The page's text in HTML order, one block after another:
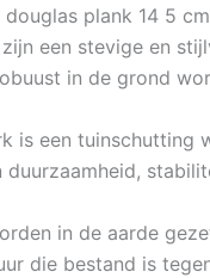
plank 14 5 cm
een stevige en
in de grond
is een
in de aarde
die bestand is